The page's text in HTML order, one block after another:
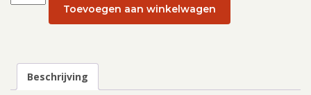
retraite
maart
aantal
Toevoegen aan winkelwagen
Beschrijving